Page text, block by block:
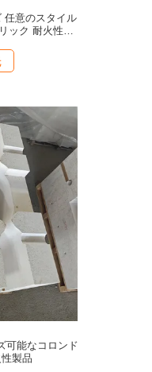
任意のスタイル
ック 耐火性 鋳
可能なコロンド
製品